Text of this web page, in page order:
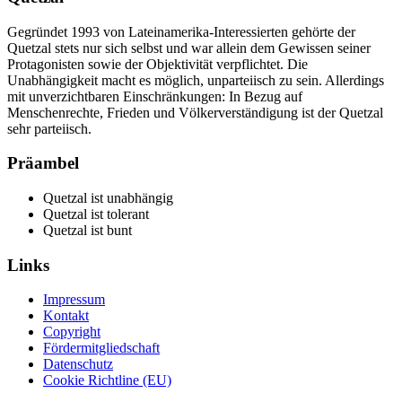
Gegründet 1993 von Lateinamerika-Interessierten gehörte der
Quetzal stets nur sich selbst und war allein dem Gewissen seiner
Protagonisten sowie der Objektivität verpflichtet. Die
Unabhängigkeit macht es möglich, unparteiisch zu sein. Allerdings
mit unverzichtbaren Einschränkungen: In Bezug auf
Menschenrechte, Frieden und Völkerverständigung ist der Quetzal
sehr parteiisch.
Präambel
Quetzal ist unabhängig
Quetzal ist tolerant
Quetzal ist bunt
Links
Impressum
Kontakt
Copyright
Fördermitgliedschaft
Datenschutz
Cookie Richtline (EU)